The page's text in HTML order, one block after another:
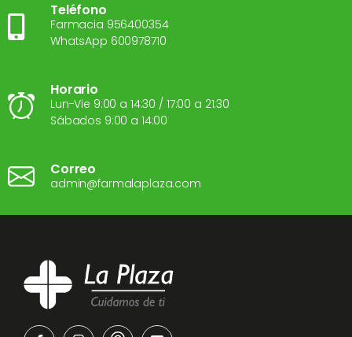
Teléfono
Farmacia 956400354
WhatsApp 600978710
Horario
Lun-Vie 9:00 a 14:30 / 17:00 a 21:30
Sábados 9:00 a 14:00
Correo
admin@farmalaplaza.com